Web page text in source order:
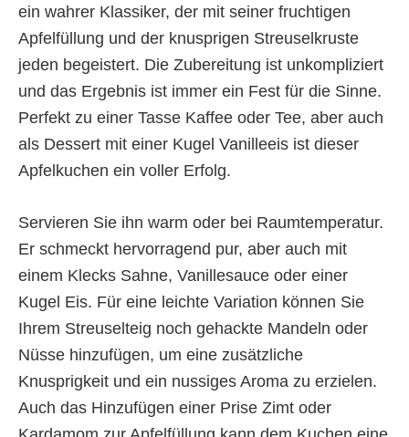
ein wahrer Klassiker, der mit seiner fruchtigen
Apfelfüllung und der knusprigen Streuselkruste
jeden begeistert. Die Zubereitung ist unkompliziert
und das Ergebnis ist immer ein Fest für die Sinne.
Perfekt zu einer Tasse Kaffee oder Tee, aber auch
als Dessert mit einer Kugel Vanilleeis ist dieser
Apfelkuchen ein voller Erfolg.
Servieren Sie ihn warm oder bei Raumtemperatur.
Er schmeckt hervorragend pur, aber auch mit
einem Klecks Sahne, Vanillesauce oder einer
Kugel Eis. Für eine leichte Variation können Sie
Ihrem Streuselteig noch gehackte Mandeln oder
Nüsse hinzufügen, um eine zusätzliche
Knusprigkeit und ein nussiges Aroma zu erzielen.
Auch das Hinzufügen einer Prise Zimt oder